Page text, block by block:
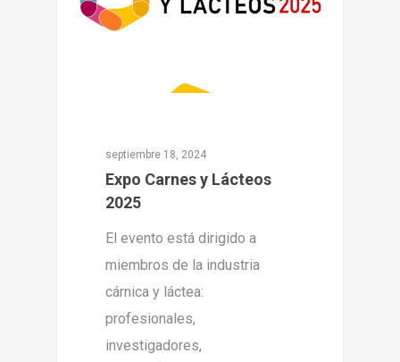
septiembre 18, 2024
Expo Carnes y Lácteos
2025
El evento está dirigido a
miembros de la industria
cárnica y láctea:
profesionales,
investigadores,